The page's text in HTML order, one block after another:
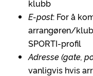
klubb
E-post: For å
arrangøren/
SPORTI-profil
Adresse (gate,
vanligvis hvis